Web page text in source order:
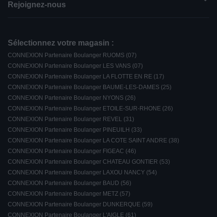
Rejoignez-nous
Sélectionnez votre magasin :
CONNEXION Partenaire Boulanger RUOMS (07)
CONNEXION Partenaire Boulanger LES VANS (07)
CONNEXION Partenaire Boulanger LA FLOTTE EN RE (17)
CONNEXION Partenaire Boulanger BAUME-LES-DAMES (25)
CONNEXION Partenaire Boulanger NYONS (26)
CONNEXION Partenaire Boulanger ETOILE-SUR-RHONE (26)
CONNEXION Partenaire Boulanger REVEL (31)
CONNEXION Partenaire Boulanger PINEUILH (33)
CONNEXION Partenaire Boulanger LA COTE SAINT ANDRE (38)
CONNEXION Partenaire Boulanger FIGEAC (46)
CONNEXION Partenaire Boulanger CHATEAU GONTIER (53)
CONNEXION Partenaire Boulanger LAXOU NANCY (54)
CONNEXION Partenaire Boulanger BAUD (56)
CONNEXION Partenaire Boulanger METZ (57)
CONNEXION Partenaire Boulanger DUNKERQUE (59)
CONNEXION Partenaire Boulanger L'AIGLE (61)